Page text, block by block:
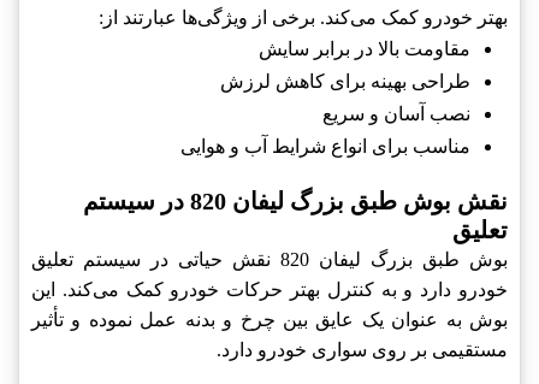
بهتر خودرو کمک می‌کند. برخی از ویژگی‌ها عبارتند از:
مقاومت بالا در برابر سایش
طراحی بهینه برای کاهش لرزش
نصب آسان و سریع
مناسب برای انواع شرایط آب و هوایی
نقش بوش طبق بزرگ لیفان 820 در سیستم
تعلیق
بوش طبق بزرگ لیفان 820 نقش حیاتی در سیستم تعلیق
خودرو دارد و به کنترل بهتر حرکات خودرو کمک می‌کند. این
بوش به عنوان یک عایق بین چرخ و بدنه عمل نموده و تأثیر
مستقیمی بر روی سواری خودرو دارد.